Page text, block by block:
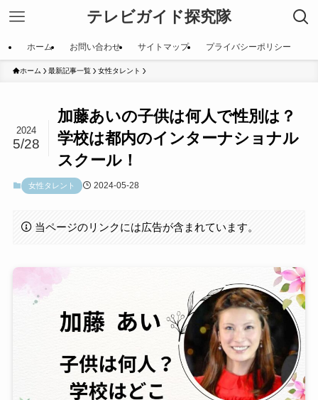
テレビガイド探究隊
ホーム お問い合わせ サイトマップ プライバシーポリシー
ホーム 最新記事一覧 女性タレント
加藤あいの子供は何人で性別は？
学校は都内のインターナショナル
スクール！
2024
5/28
女性タレント 2024-05-28
当ページのリンクには広告が含まれています。